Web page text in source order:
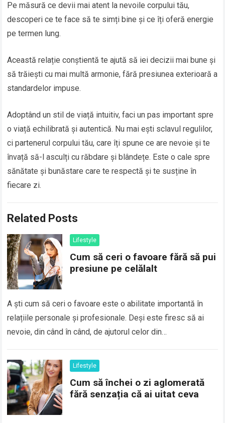
Pe măsură ce devii mai atent la nevoile corpului tău,
descoperi ce te face să te simți bine și ce îți oferă energie
pe termen lung.
Această relație conștientă te ajută să iei decizii mai bune și
să trăiești cu mai multă armonie, fără presiunea exterioară a
standardelor impuse.
Adoptând un stil de viață intuitiv, faci un pas important spre
o viață echilibrată și autentică. Nu mai ești sclavul regulilor,
ci partenerul corpului tău, care îți spune ce are nevoie și te
învață să-l asculți cu răbdare și blândețe. Este o cale spre
sănătate și bunăstare care te respectă și te susține în
fiecare zi.
Related Posts
Lifestyle
Cum să ceri o favoare fără să pui
presiune pe celălalt
A ști cum să ceri o favoare este o abilitate importantă în
relațiile personale și profesionale. Deși este firesc să ai
nevoie, din când în când, de ajutorul celor din…
Lifestyle
Cum să închei o zi aglomerată
fără senzația că ai uitat ceva